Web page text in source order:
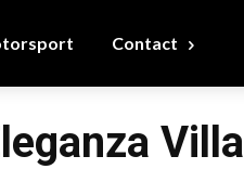
Contact
Villa